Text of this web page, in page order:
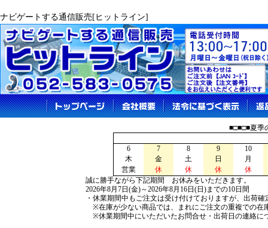
ナビゲートする通信販売[ヒットライン]
■□■□■夏季
6 7 8 9
10
木
金 土 日
月
営業
休 休 休
休
誠に勝手ながら下記期間 お休みをいただきます。
2026年8月7日(金)～2026年8月16日(日)までの10日間
・休業期間中もご注文は受け付けておりますが、出荷
※在庫が少ない商品では、まれにご注文の重複での在
※休業期間中にいただいたお問合せ・出荷日の連絡に